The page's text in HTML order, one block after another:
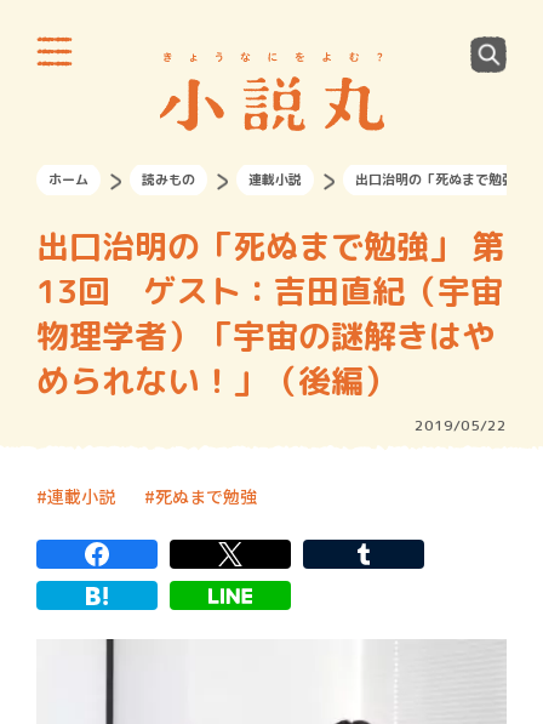
ホーム 読みもの 連載小説 出口治明の「死ぬまで勉強」
出口治明の「死ぬまで勉強」 第
13回 ゲスト：吉田直紀（宇宙
物理学者）「宇宙の謎解きはや
められない！」（後編）
2019/05/22
連載小説 死ぬまで勉強